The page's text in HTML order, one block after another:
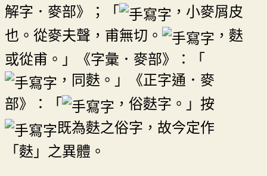
解字．麥部》；「
，小麥屑皮
也。從麥夫聲，甫無切。
，麩
或從甫。」《字彙．麥部》：「
，同麩。」《正字通．麥
部》：「
，俗麩字。」按
既為麩之俗字，故今定作
「麩」之異體。